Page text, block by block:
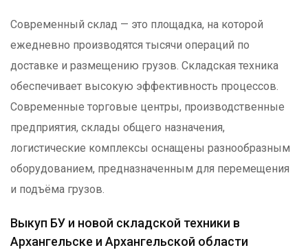
Современный склад — это площадка, на которой
ежедневно производятся тысячи операций по
доставке и размещению грузов. Складская техника
обеспечивает высокую эффективность процессов.
Современные торговые центры, производственные
предприятия, склады общего назначения,
логистические комплексы оснащены разнообразным
оборудованием, предназначенным для перемещения
и подъёма грузов.
Выкуп БУ и новой складской техники в
Архангельске и Архангельской области